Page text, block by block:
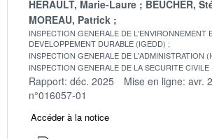
HERAULT, Marie-Laure
BEUCHER,
MOREAU, Patrick
INSPECTION GENERALE DE L'ENVIRONNEMENT
DEVELOPPEMENT DURABLE (IGEDD)
INSPECTION GENERALE DE L'ADMINISTRATION
INSPECTION GENERALE DE LA SECURITE CIVILE
Rapport: déc. 2025 Mise en ligne: avr.
n°016057-01
Accéder à la notice